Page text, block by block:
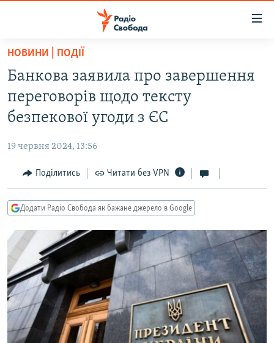
Перейти
основного
матеріалу
Перейти
до
основної
навігації
Перейти
до
пошуку
СТАТТІ
ЕКОНОМІКА
СУСПІЛЬСТВО
УКРАЇНА
СВІТ
РОСІЙСЬКА «ФІЛЬТРАЦІЯ»
ДОНБАС.РЕАЛІЇ
ТИ ЯК?
СХЕМИ
КИТАЙ.ВИКЛИКИ
МУЛЬТИМЕДІА
ФОТО
СПЕЦПРОЄКТИ
НОВИНИ | ПОДІЇ
Банкова заявила про завершення
переговорів щодо тексту
безпекової угоди з ЄС
19 червня 2024, 13:56
Поділитись Читати без VPN
Додати Радіо Свобода як бажане джерело в Google